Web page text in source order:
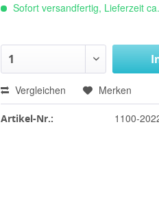
Sofort versandfertig, Lieferzeit
Vergleichen Merken
Artikel-Nr.: 1100-